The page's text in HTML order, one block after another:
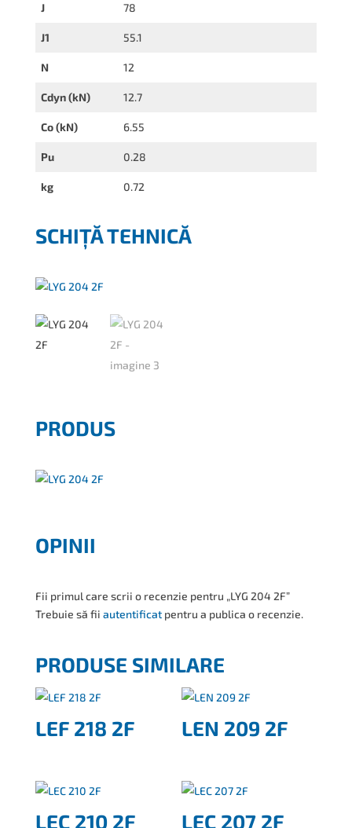
J 78
J1 55.1
N 12
Cdyn (kN) 12.7
Co (kN) 6.55
Pu 0.28
kg 0.72
SCHIȚĂ TEHNICĂ
PRODUS
OPINII
Fii primul care scrii o recenzie pentru „LYG 204 2F”
Trebuie să fii autentificatpentru a publica o recenzie.
PRODUSE SIMILARE
LEF 218 2F LEN 209 2F
LEC 210 2F LEC 207 2F